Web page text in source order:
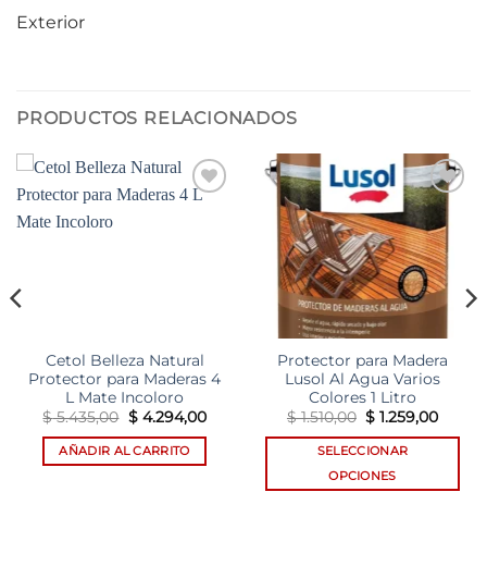
Exterior
PRODUCTOS RELACIONADOS
Cetol Belleza Natural
Protector para Maderas 4
L Mate Incoloro
$5.435,00 El
precio
original
era:
$4.294,00El
AÑADIR AL CARRITO
Add to
wishlist
Protector para Madera
Lusol Al Agua Varios
Colores 1 Litro
$1.510,00 El
precio
original
era:
$ 1.510,00.
$ 1.259,00El
actual
SELECCIONAR
OPCIONES